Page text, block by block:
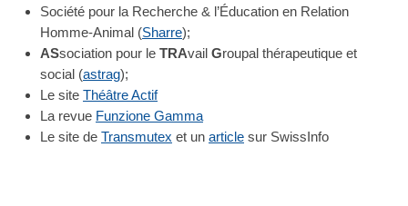
Société pour la Recherche & l’Éducation en Relation
Homme-Animal (Sharre);
ASsociation pour le TRAvail Groupal thérapeutique et
social (astrag);
Le site Théâtre Actif
La revue Funzione Gamma
Le site de Transmutex et un article sur SwissInfo